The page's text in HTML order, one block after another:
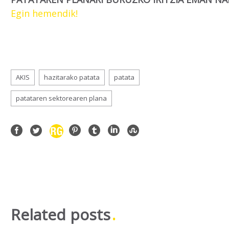
Egin hemendik!
AKIS hazitarako patata patata
patataren sektorearen plana
Related posts